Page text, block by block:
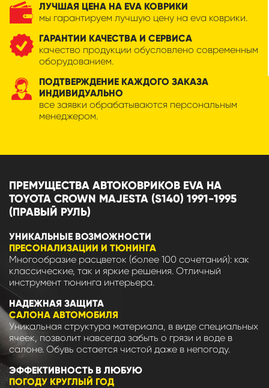
ЛУЧШАЯ ЦЕНА НА EVA КОВРИКИ
мы гарантируем лучшую цену на eva коврики.
ГАРАНТИИ КАЧЕСТВА И СЕРВИСА
качество продукции обусловлено современным
оборудованием.
ПОДТВЕРЖДЕНИЕ КАЖДОГО ЗАКАЗА
ИНДИВИДУАЛЬНО
все заявки обрабатываются персональным
менеджером.
ПРЕМУЩЕСТВА АВТОКОВРИКОВ EVA НА
TOYOTA CROWN MAJESTA (S140) 1991-1995
(ПРАВЫЙ РУЛЬ)
УНИКАЛЬНЫЕ ВОЗМОЖНОСТИ
ПРЕСОНАЛИЗАЦИИ И ТЮНИНГА
Многообразие расцветок (более 100 сочетаний): как
классические, так и яркие решения. Отличный
инструмент тюнинга интерьера.
НАДЕЖНАЯ ЗАЩИТА
САЛОНА АВТОМОБИЛЯ
Уникальная структура материала, в виде специальных
ячеек, позволит навсегда забыть о грязи и воде в
салоне. Обувь остается чистой даже в непогоду.
ЭФФЕКТИВНОСТЬ В ЛЮБУЮ
ПОГОДУ КРУГЛЫЙ ГОД